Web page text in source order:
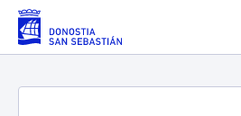
Eduki nagusira joan